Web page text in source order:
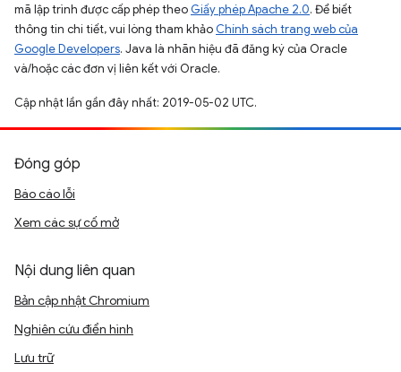
mã lập trình được cấp phép theo Giấy phép Apache 2.0. Để biết
thông tin chi tiết, vui lòng tham khảo Chính sách trang web của
Google Developers. Java là nhãn hiệu đã đăng ký của Oracle
và/hoặc các đơn vị liên kết với Oracle.
Cập nhật lần gần đây nhất: 2019-05-02 UTC.
Đóng góp
Báo cáo lỗi
Xem các sự cố mở
Nội dung liên quan
Bản cập nhật Chromium
Nghiên cứu điển hình
Lưu trữ